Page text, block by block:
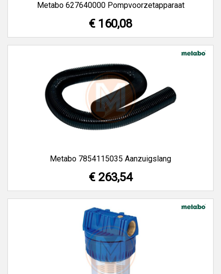
Metabo 627640000 Pompvoorzetapparaat
€ 160,08
Metabo 7854115035 Aanzuigslang
€ 263,54